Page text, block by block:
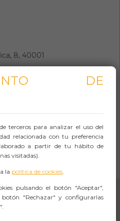
8, 40001
DE
terceros para analizar el uso del
relacionada con tu preferencia
a partir de tu hábito de
visitadas).
la política de cookies
pulsando el botón "Aceptar",
"Rechazar" y configurarlas